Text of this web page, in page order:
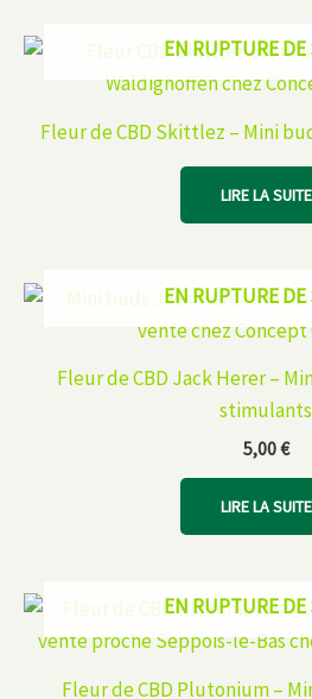
EN RUPTURE DE
Fleur de CBD Skittlez – Mini
LIRE LA SUITE
EN RUPTURE DE
Fleur de CBD Jack Herer –
stimulants
5,00€
LIRE LA SUITE
EN RUPTURE DE
Fleur de CBD Plutonium –